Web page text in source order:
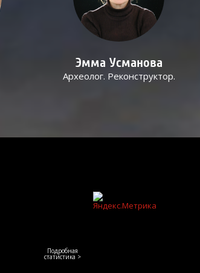
Эмма Усманова
Археолог. Реконструктор.
Подробная
статистика >